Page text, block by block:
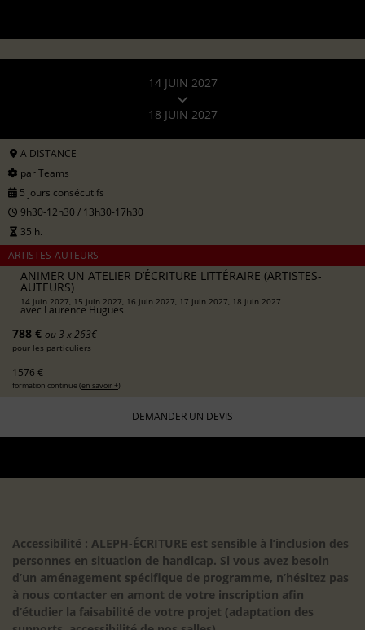
14 JUIN 2027
18 JUIN 2027
A DISTANCE
par Teams
5 jours consécutifs
9h30-12h30 / 13h30-17h30
35 h.
ARTISTES-AUTEURS
ANIMER UN ATELIER D’ÉCRITURE LITTÉRAIRE (ARTISTES-
AUTEURS)
14 juin 2027, 15 juin 2027, 16 juin 2027, 17 juin 2027, 18 juin 2027
avec Laurence Hugues
788 € ou 3 x 263€
pour les particuliers
1576 €
formation continue (en savoir +)
DEMANDER UN DEVIS
Accessibilité : ALEPH-ÉCRITURE est sensible à l’inclusion des
personnes en situation de handicap. Si vous avez besoin
d’un aménagement spécifique de programme, n’hésitez pas
à nous contacter en amont de votre inscription afin
d’étudier la faisabilité de votre projet (adaptation des